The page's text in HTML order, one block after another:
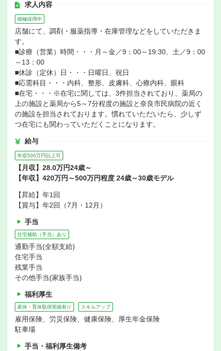
求人内容
積極採用中
店舗にて、調剤・服薬指導・在庫管理などをしていただきま
す。
■診療（営業）時間・・・月～金／9：00～19:30、土／9：00
～13：00
■休診（定休）日・・・日曜日、祝日
■応需科目・・・内科、整形、皮膚科、心療内科、眼科
■在宅・・・※在宅に関しては、3件担当されており、薬局の
上の施設と薬局から5～7分程度の施設と奈良市民病院の近く
の施設を担当されております。慣れていただいたら、少しず
つ在宅にも関わっていただくことになります。
給与
年収500万円以上可
【月収】28.0万円24歳～
【年収】420万円～500万円程度 24歳～30歳モデル
【昇給】年1回
【賞与】年2回（7月・12月）
手当
住宅補助（手当）あり
通勤手当(全額支給)
住宅手当
残業手当
その他手当(家族手当)
福利厚生
産休・育休取得実績有り スキルアップ
雇用保険、労災保険、健康保険、厚生年金保険
駐車場
手当・福利厚生備考